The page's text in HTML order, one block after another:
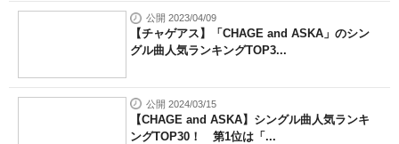
公開 2023/04/09
【チャゲアス】「CHAGE and ASKA」のシン
グル曲人気ランキングTOP3...
公開 2024/03/15
【CHAGE and ASKA】シングル曲人気ランキ
ングTOP30！ 第1位は「...